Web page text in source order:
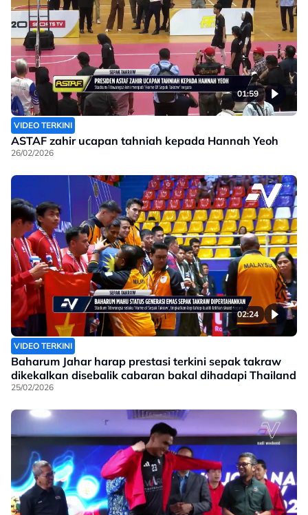
01:59
VIDEO TERKINI
ASTAF zahir ucapan tahniah kepada Hannah Yeoh
26/02/2026
02:24
VIDEO TERKINI
Baharum Jahar harap prestasi terkini sepak takraw
dikekalkan disebalik cabaran bakal dihadapi Thailand
25/02/2026